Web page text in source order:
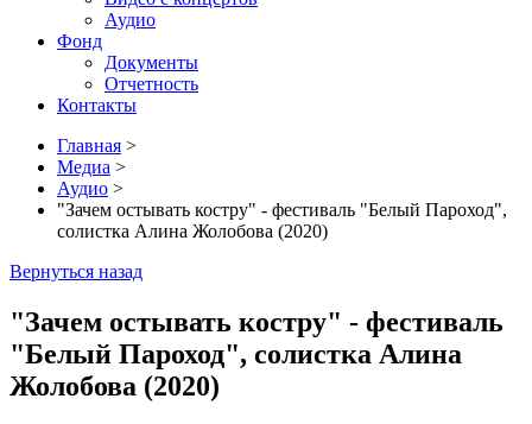
Аудио
Фонд
Документы
Отчетность
Контакты
Главная >
Медиа >
Аудио >
"Зачем остывать костру" - фестиваль "Белый Пароход",
солистка Алина Жолобова (2020)
Вернуться назад
"Зачем остывать костру" - фестиваль
"Белый Пароход", солистка Алина
Жолобова (2020)